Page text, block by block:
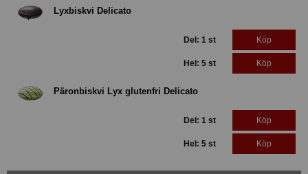
Lyxbiskvi Delicato
Del: 1 st Köp
Hel: 5 st Köp
Päronbiskvi Lyx glutenfri Delicato
Del: 1 st Köp
Hel: 5 st Köp